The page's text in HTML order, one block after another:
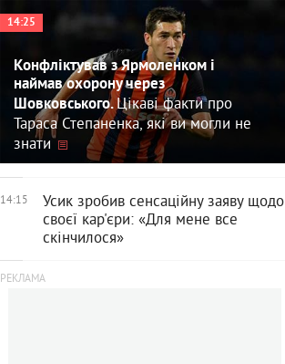
14:25
Конфліктував з Ярмоленком і
наймав охорону через
Шовковського.Цікаві факти про
Тараса Степаненка, які ви могли не
знати
14:15
Усик зробив сенсаційну заяву щодо
своєї кар'єри: «Для мене все
скінчилося»